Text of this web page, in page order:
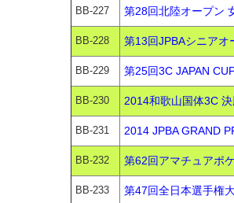
BB-227 第28回北陸オープン
BB-228 第13回JPBAシニア
BB-229 第25回3C JAPAN
BB-230 2014和歌山国体3C
BB-231 2014 JPBA GRAND
BB-232 第62回アマチュアポ
BB-233 第47回全日本選手権